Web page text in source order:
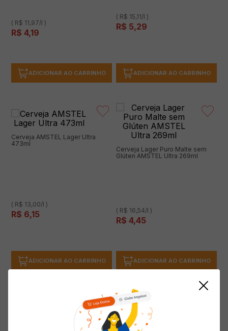
( R$ 11,97/l )
R$ 4,19
ADICIONAR AO CARRINHO
( R$ 15,11/l )
R$ 5,29
ADICIONAR AO CARRINHO
Cerveja AMSTEL Lager Ultra
473ml
( R$ 13,00/l )
R$ 6,15
ADICIONAR AO CARRINHO
Cerveja Lager Puro Malte sem
Glúten AMSTEL Ultra 269ml
( R$ 16,54/l )
R$ 4,45
ADICIONAR AO CARRINHO
Cerveja AMSTEL Garrafa 355ml